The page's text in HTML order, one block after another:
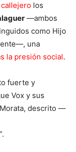
los
—ambos
como Hijo
una
la presión social.
fuerte y
Vox y sus
descrito —